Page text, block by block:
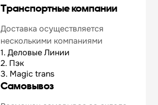
Транспортные компании
Доставка осуществляется
несколькими компаниями
1. Деловые Линии
2. Пэк
3. Magic trans
Самовывоз